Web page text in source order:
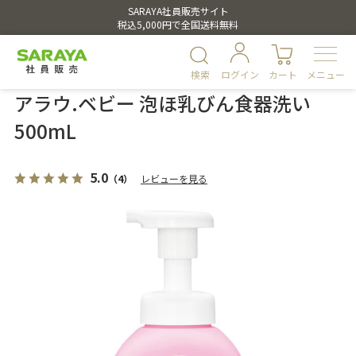
SARAYA社員販売サイト
税込5,000円で全国送料無料
検索 ログイン カート メニュー
アラウ.ベビー 泡ほ乳びん食器洗い
500mL
5.0（4） レビューを見る